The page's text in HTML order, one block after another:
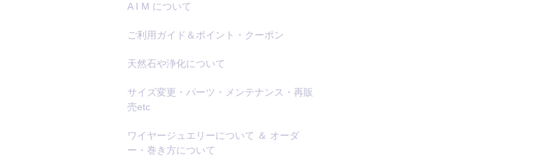
A I M について
ご利用ガイド＆ポイント・クーポン
天然石や浄化について
サイズ変更・パーツ・メンテナンス・再販
売etc
ワイヤージュエリーについて ＆ オーダ
ー・巻き方について